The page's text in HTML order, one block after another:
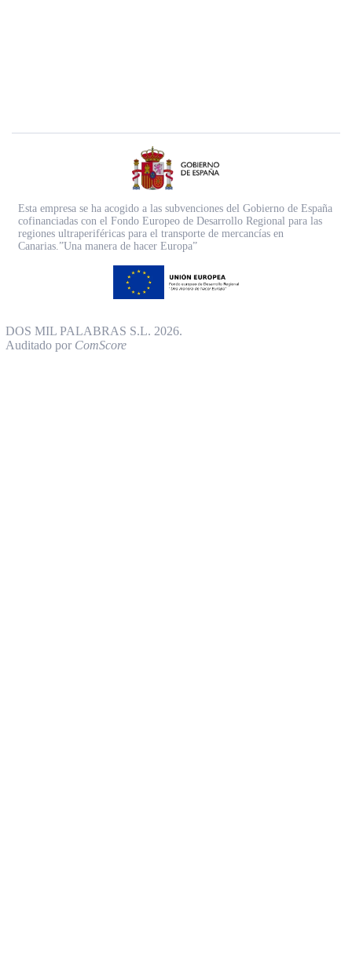
Esta empresa se ha acogido a las subvenciones del Gobierno de España
cofinanciadas con el Fondo Europeo de Desarrollo Regional para las
regiones ultraperiféricas para el transporte de mercancías en
Canarias.”Una manera de hacer Europa”
DOS MIL PALABRAS S.L. 2026.
Auditado por ComScore